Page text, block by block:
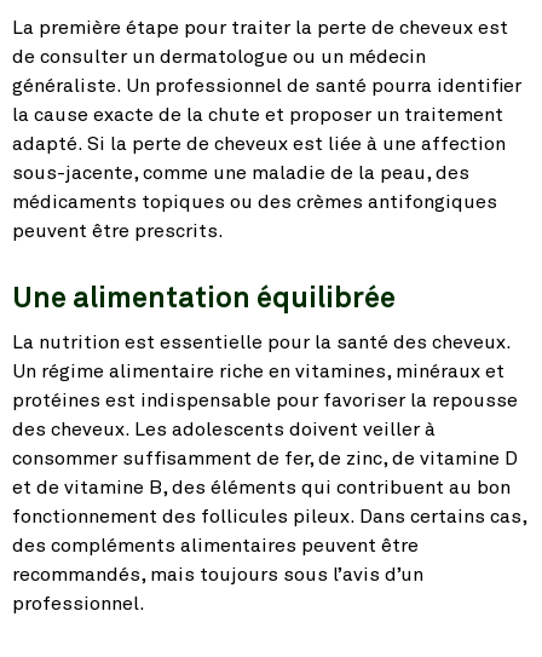
La première étape pour traiter la perte de cheveux est
de consulter un dermatologue ou un médecin
généraliste. Un professionnel de santé pourra identifier
la cause exacte de la chute et proposer un traitement
adapté. Si la perte de cheveux est liée à une affection
sous-jacente, comme une maladie de la peau, des
médicaments topiques ou des crèmes antifongiques
peuvent être prescrits.
Une alimentation équilibrée
La nutrition est essentielle pour la santé des cheveux.
Un régime alimentaire riche en vitamines, minéraux et
protéines est indispensable pour favoriser la repousse
des cheveux. Les adolescents doivent veiller à
consommer suffisamment de fer, de zinc, de vitamine D
et de vitamine B, des éléments qui contribuent au bon
fonctionnement des follicules pileux. Dans certains cas,
des compléments alimentaires peuvent être
recommandés, mais toujours sous l’avis d’un
professionnel.